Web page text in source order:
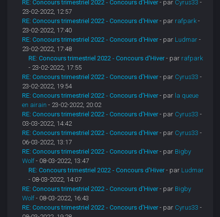
RE: Concours trimestriel 2022 - Concours d'Hiver - par Cyrus33 -
23-02-2022, 12:57
RE: Concours trimestriel 2022 - Concours d'Hiver - par rafpark -
23-02-2022, 17:40
RE: Concours trimestriel 2022 - Concours d'Hiver - par Ludmar -
23-02-2022, 17:48
RE: Concours trimestriel 2022 - Concours d'Hiver - par rafpark
- 23-02-2022, 17:55
RE: Concours trimestriel 2022 - Concours d'Hiver - par Cyrus33 -
23-02-2022, 19:54
RE: Concours trimestriel 2022 - Concours d'Hiver - par la queue
en airain - 23-02-2022, 20:02
RE: Concours trimestriel 2022 - Concours d'Hiver - par Cyrus33 -
03-03-2022, 14:42
RE: Concours trimestriel 2022 - Concours d'Hiver - par Cyrus33 -
06-03-2022, 13:17
RE: Concours trimestriel 2022 - Concours d'Hiver - par Bigby
Wolf - 08-03-2022, 13:47
RE: Concours trimestriel 2022 - Concours d'Hiver - par Ludmar
- 08-03-2022, 14:07
RE: Concours trimestriel 2022 - Concours d'Hiver - par Bigby
Wolf - 08-03-2022, 16:43
RE: Concours trimestriel 2022 - Concours d'Hiver - par Cyrus33 -